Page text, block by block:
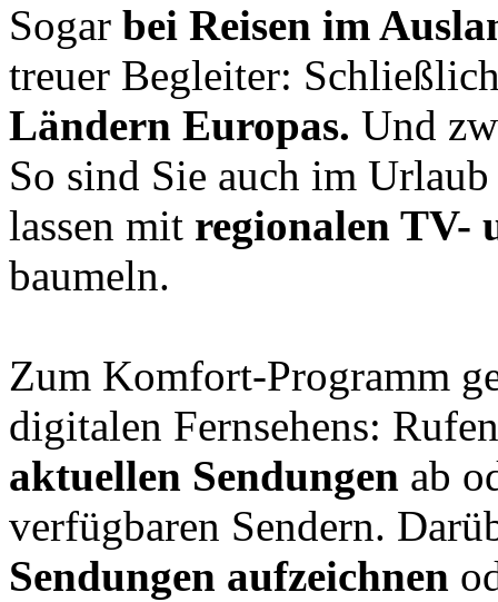
Sogar bei Reisen im
treuer Begleiter:
Ländern Europas. Und
So sind Sie auch im
lassen mit regionalen TV-
baumeln.
Zum Komfort-Programm
digitalen Fernsehens:
aktuellen Sendungen ab
verfügbaren Sendern.
Sendungen aufzeichnen